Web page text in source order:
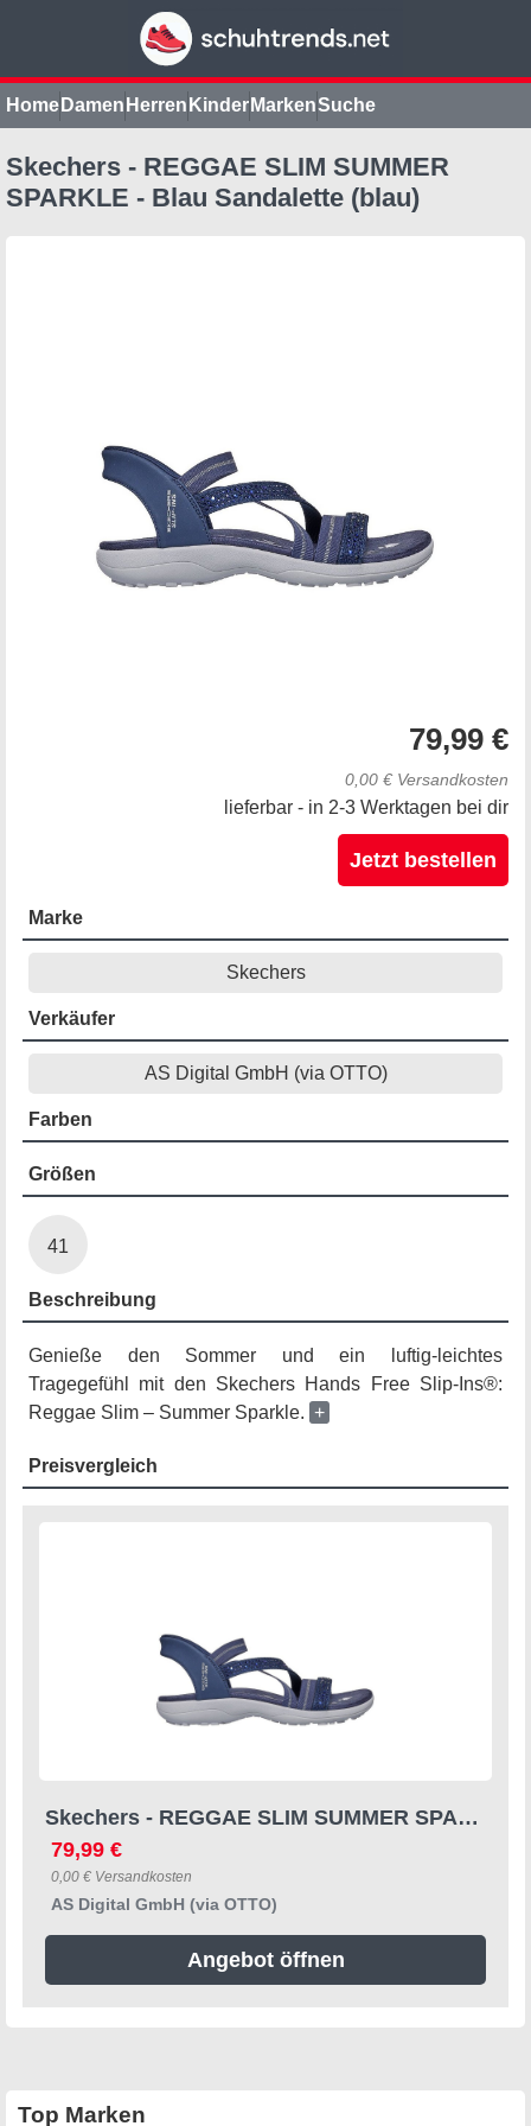
Home Damen Herren Kinder MarkenSuche
Skechers - REGGAE SLIM SUMMER
SPARKLE - Blau Sandalette (blau)
79,99 €
0,00 € Versandkosten
lieferbar - in 2-3 Werktagen bei dir
Jetzt bestellen
Marke
Skechers
Verkäufer
AS Digital GmbH (via OTTO)
Farben
Größen
41
Beschreibung
Genieße den Sommer und ein luftig-leichtes
Tragegefühl mit den Skechers Hands Free Slip-Ins®:
Reggae Slim – Summer Sparkle. +
Preisvergleich
Skechers - REGGAE SLIM SUMMER SPARKLE - Blau Sandalette
79,99 €
0,00 € Versandkosten
AS Digital GmbH (via OTTO)
Angebot öffnen
Top Marken